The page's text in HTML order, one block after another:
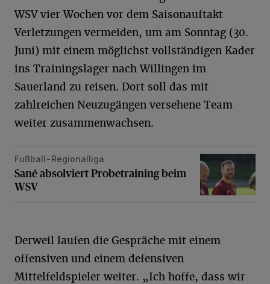
WSV vier Wochen vor dem Saisonauftakt
Verletzungen vermeiden, um am Sonntag (30.
Juni) mit einem möglichst vollständigen Kader
ins Trainingslager nach Willingen im
Sauerland zu reisen. Dort soll das mit
zahlreichen Neuzugängen versehene Team
weiter zusammenwachsen.
Sané absolviert Probetraining beim WSV
Fußball-Regionalliga
Sané absolviert Probetraining beim
WSV
Derweil laufen die Gespräche mit einem
offensiven und einem defensiven
Mittelfeldspieler weiter. „Ich hoffe, dass wir